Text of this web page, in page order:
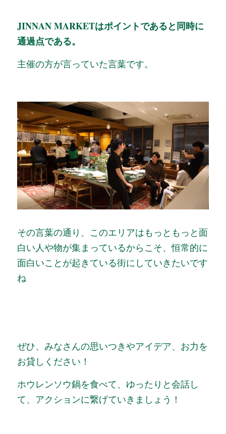
JINNAN MARKETはポイントであると同時に
通過点である。
主催の方が言っていた言葉です。
その言葉の通り、このエリアはもっともっと面
白い人や物が集まっているからこそ、恒常的に
面白いことが起きている街にしていきたいです
ね
ぜひ、みなさんの思いつきやアイデア、お力を
お貸しください！
ホウレンソウ鍋を食べて、ゆったりと会話し
て、アクションに繋げていきましょう！